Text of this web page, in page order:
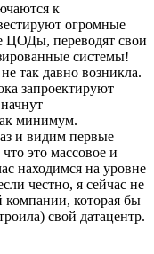
к
огромные
ЦОДы, переводят свои
системы!
так давно возникла.
запроектируют
минимум.
и видим первые
это массовое и
находимся на уровне
честно, я сейчас не
компании, которая бы
свой датацентр.